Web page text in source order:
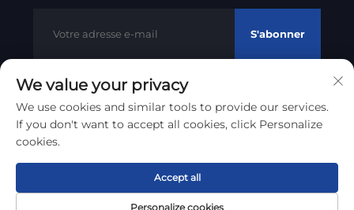
S'abonner
Droits d'auteur © 2012 - 2023 Litong Cable Technology Co.,
Ltd
Politique de confidentialité
Remonter en haut
We value your privacy
We use cookies and similar tools to provide our services.
If you don't want to accept all cookies, click Personalize
cookies.
Personalize cookies
Accept all